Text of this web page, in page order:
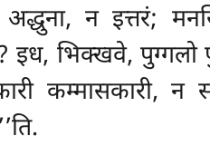
न इत्तरं;
इध, भिक्खवे, पुग्गलो
कम्मासकारी, न